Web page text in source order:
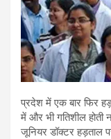
प्रदेश में एक बार फिर
में और भी गतिशील
जूनियर डॉक्टर हड़ताल